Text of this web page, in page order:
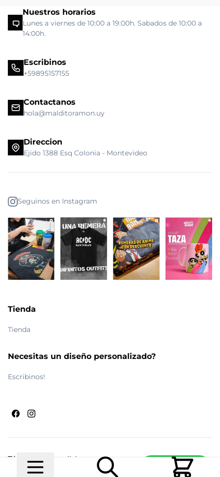
Escribinos
Nuestros horarios
Lunes a viernes de 10:00 a 19:00h. Sabados de 10:00 a
14:00h.
Escribinos
+59895157155
Contactanos
hola@malditoramon.uy
Direccion
Ejido 1388 Esq Colonia - Montevideo
Seguinos en Instagram
Tienda
Tienda
Necesitas un diseño personalizado?
Escribinos!
© 2026 Maldito RamónRealizado por Ecwid de
Términos y condiciones